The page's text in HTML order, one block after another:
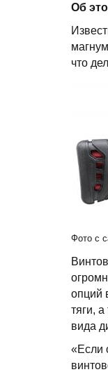
Об
что
Фото с
опций
тяги,
вида
«Если